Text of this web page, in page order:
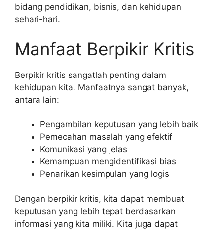
bidang pendidikan, bisnis, dan kehidupan
sehari-hari.
Manfaat Berpikir Kritis
Berpikir kritis sangatlah penting dalam
kehidupan kita. Manfaatnya sangat banyak,
antara lain:
Pengambilan keputusan yang lebih baik
Pemecahan masalah yang efektif
Komunikasi yang jelas
Kemampuan mengidentifikasi bias
Penarikan kesimpulan yang logis
Dengan berpikir kritis, kita dapat membuat
keputusan yang lebih tepat berdasarkan
informasi yang kita miliki. Kita juga dapat